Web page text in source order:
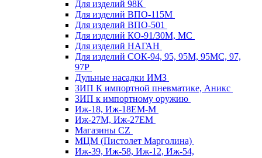
Для изделий 98К
Для изделий ВПО-115М
Для изделий ВПО-501
Для изделий КО-91/30М, МС
Для изделий НАГАН
Для изделий СОК-94, 95, 95М, 95МС, 97,
97Р
Дульные насадки ИМЗ
ЗИП К импортной пневматике, Аникс
ЗИП к импортному оружию
Иж-18, Иж-18ЕМ-М
Иж-27М, Иж-27ЕМ
Магазины CZ
МЦМ (Пистолет Марголина)
Иж-39, Иж-58, Иж-12, Иж-54,